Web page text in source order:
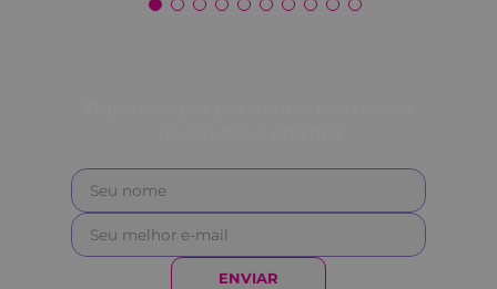
ENVIAR